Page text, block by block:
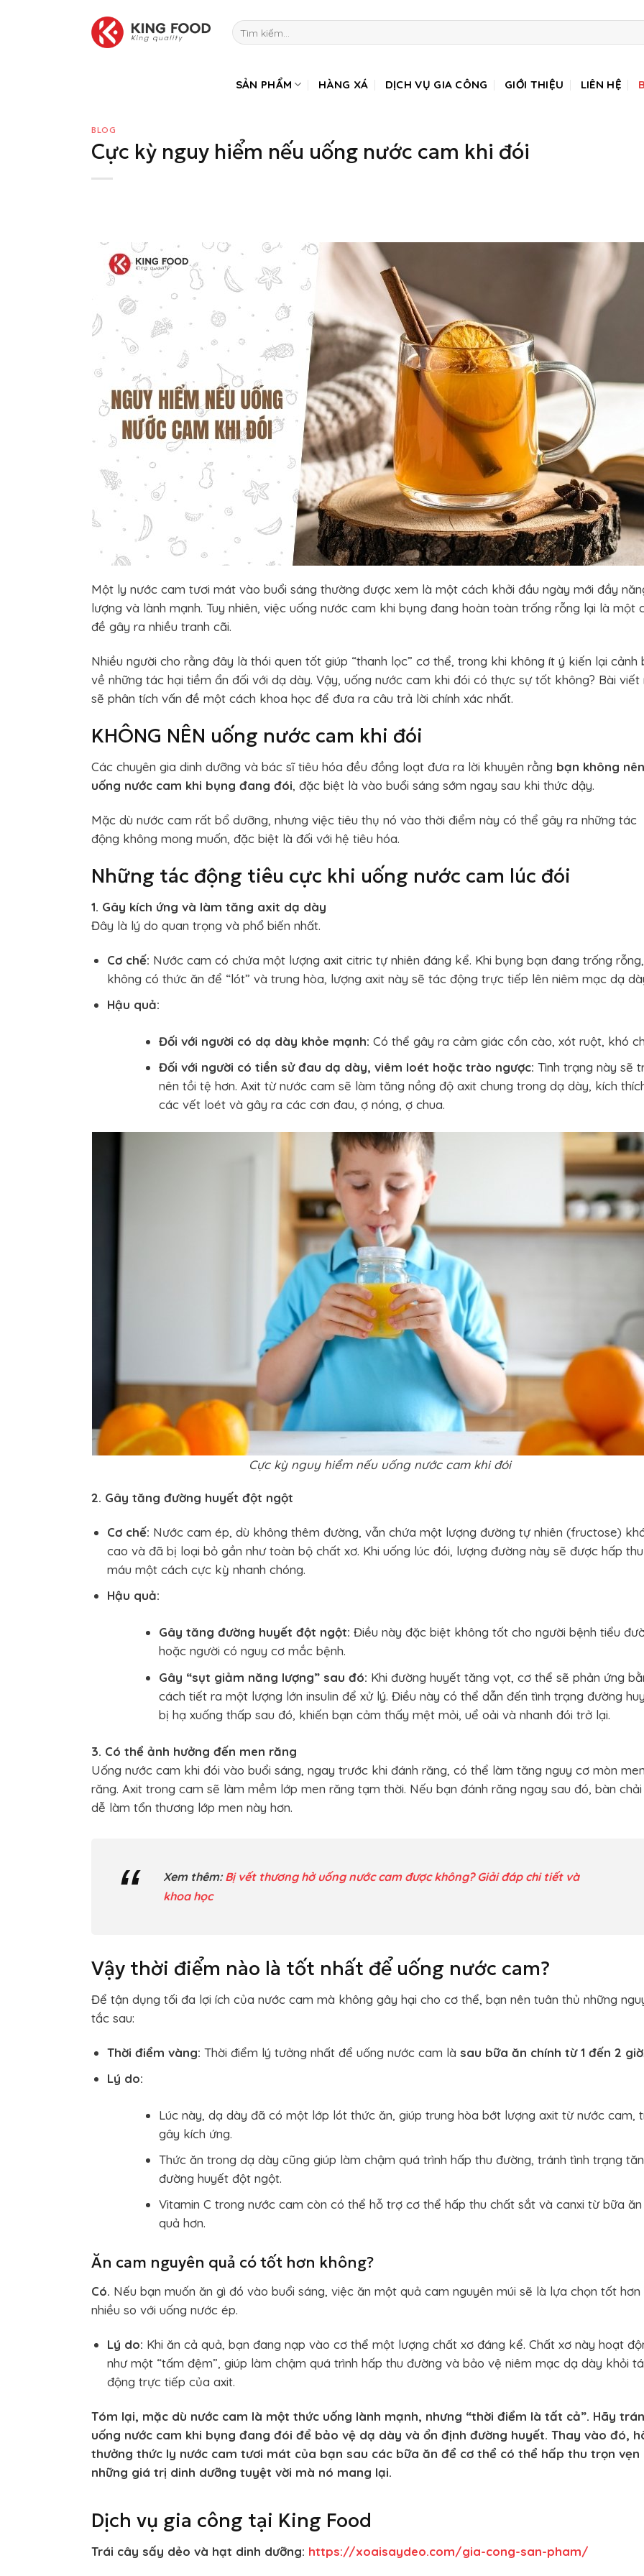
Tìm
kiếm:
SẢN PHẨM HÀNG XÁ DỊCH VỤ GIA CÔNG GIỚI THIỆU LIÊN HỆ
BLOG
Cực kỳ nguy hiểm nếu uống nước cam khi đói
Một ly nước cam tươi mát vào buổi sáng thường được xem là một cách khởi đầu ngày mới đầy
lượng và lành mạnh. Tuy nhiên, việc uống nước cam khi bụng đang hoàn toàn trống rỗng lại là một
đề gây ra nhiều tranh cãi.
Nhiều người cho rằng đây là thói quen tốt giúp “thanh lọc” cơ thể, trong khi không ít ý kiến lại cảnh
về những tác hại tiềm ẩn đối với dạ dày. Vậy, uống nước cam khi đói có thực sự tốt không? Bài viết
sẽ phân tích vấn đề một cách khoa học để đưa ra câu trả lời chính xác nhất.
KHÔNG NÊN uống nước cam khi đói
Các chuyên gia dinh dưỡng và bác sĩ tiêu hóa đều đồng loạt đưa ra lời khuyên rằng bạn không nên
uống nước cam khi bụng đang đói, đặc biệt là vào buổi sáng sớm ngay sau khi thức dậy.
Mặc dù nước cam rất bổ dưỡng, nhưng việc tiêu thụ nó vào thời điểm này có thể gây ra những tác
động không mong muốn, đặc biệt là đối với hệ tiêu hóa.
Những tác động tiêu cực khi uống nước cam lúc đói
1. Gây kích ứng và làm tăng axit dạ dày
Đây là lý do quan trọng và phổ biến nhất.
Cơ chế: Nước cam có chứa một lượng axit citric tự nhiên đáng kể. Khi bụng bạn đang trống rỗng,
không có thức ăn để “lót” và trung hòa, lượng axit này sẽ tác động trực tiếp lên niêm mạc dạ
Hậu quả:
Đối với người có dạ dày khỏe mạnh: Có thể gây ra cảm giác cồn cào, xót ruột, khó
Đối với người có tiền sử đau dạ dày, viêm loét hoặc trào ngược: Tình trạng này sẽ
nên tồi tệ hơn. Axit từ nước cam sẽ làm tăng nồng độ axit chung trong dạ dày, kích
các vết loét và gây ra các cơn đau, ợ nóng, ợ chua.
Cực kỳ nguy hiểm nếu uống nước cam khi đói
2. Gây tăng đường huyết đột ngột
Cơ chế: Nước cam ép, dù không thêm đường, vẫn chứa một lượng đường tự nhiên (fructose)
cao và đã bị loại bỏ gần như toàn bộ chất xơ. Khi uống lúc đói, lượng đường này sẽ được hấp
máu một cách cực kỳ nhanh chóng.
Hậu quả:
Gây tăng đường huyết đột ngột: Điều này đặc biệt không tốt cho người bệnh tiểu
hoặc người có nguy cơ mắc bệnh.
Gây “sụt giảm năng lượng” sau đó: Khi đường huyết tăng vọt, cơ thể sẽ phản ứng
cách tiết ra một lượng lớn insulin để xử lý. Điều này có thể dẫn đến tình trạng đường
bị hạ xuống thấp sau đó, khiến bạn cảm thấy mệt mỏi, uể oải và nhanh đói trở lại.
3. Có thể ảnh hưởng đến men răng
Uống nước cam khi đói vào buổi sáng, ngay trước khi đánh răng, có thể làm tăng nguy cơ mòn men
răng. Axit trong cam sẽ làm mềm lớp men răng tạm thời. Nếu bạn đánh răng ngay sau đó, bàn chải
dễ làm tổn thương lớp men này hơn.
Xem thêm: Bị vết thương hở uống nước cam được không? Giải đáp chi tiết và
khoa học
Vậy thời điểm nào là tốt nhất để uống nước cam?
Để tận dụng tối đa lợi ích của nước cam mà không gây hại cho cơ thể, bạn nên tuân thủ những
tắc sau:
Thời điểm vàng: Thời điểm lý tưởng nhất để uống nước cam là sau bữa ăn chính từ 1 đến 2 giờ.
Lý do:
Lúc này, dạ dày đã có một lớp lót thức ăn, giúp trung hòa bớt lượng axit từ nước cam,
gây kích ứng.
Thức ăn trong dạ dày cũng giúp làm chậm quá trình hấp thu đường, tránh tình trạng
đường huyết đột ngột.
Vitamin C trong nước cam còn có thể hỗ trợ cơ thể hấp thu chất sắt và canxi từ bữa ăn
quả hơn.
Ăn cam nguyên quả có tốt hơn không?
Có. Nếu bạn muốn ăn gì đó vào buổi sáng, việc ăn một quả cam nguyên múi sẽ là lựa chọn tốt hơn
nhiều so với uống nước ép.
Lý do: Khi ăn cả quả, bạn đang nạp vào cơ thể một lượng chất xơ đáng kể. Chất xơ này hoạt
như một “tấm đệm”, giúp làm chậm quá trình hấp thu đường và bảo vệ niêm mạc dạ dày khỏi
động trực tiếp của axit.
Tóm lại, mặc dù nước cam là một thức uống lành mạnh, nhưng “thời điểm là tất cả”. Hãy
uống nước cam khi bụng đang đói để bảo vệ dạ dày và ổn định đường huyết. Thay vào đó,
thưởng thức ly nước cam tươi mát của bạn sau các bữa ăn để cơ thể có thể hấp thu trọn vẹn
những giá trị dinh dưỡng tuyệt vời mà nó mang lại.
Dịch vụ gia công tại King Food
Trái cây sấy dẻo và hạt dinh dưỡng: https://xoaisaydeo.com/gia-cong-san-pham/